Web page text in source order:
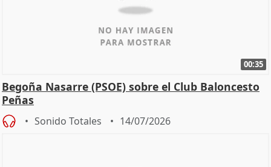
00:35
Begoña Nasarre (PSOE) sobre el Club Baloncesto
Peñas
Sonido Totales 14/07/2026